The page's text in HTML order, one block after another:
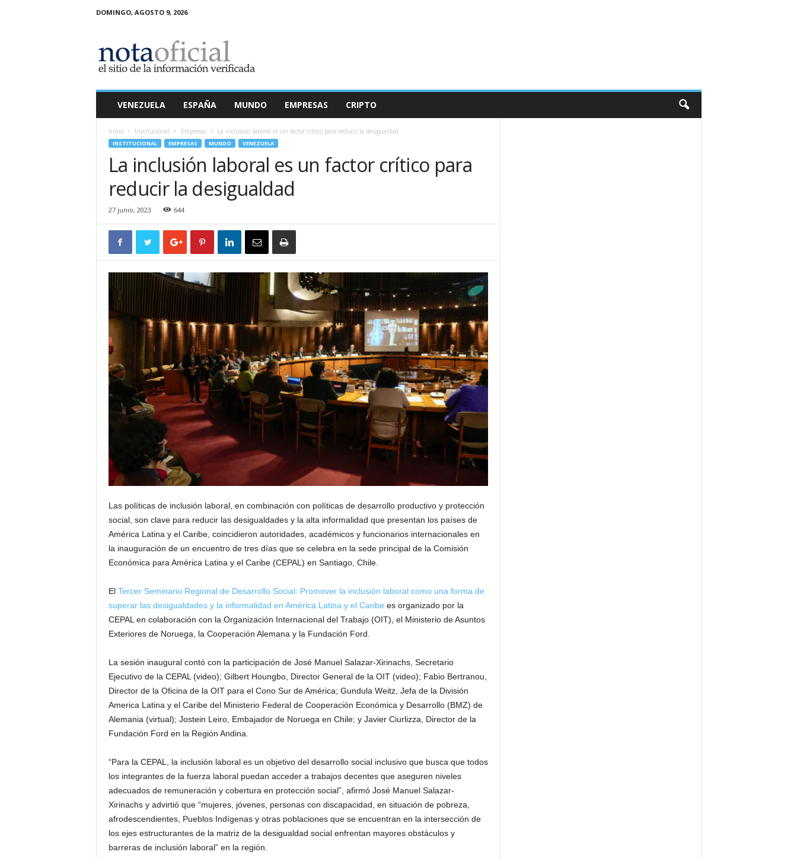
DOMINGO, AGOSTO 9, 2026
a
O
VENEZUELA ESPAÑA MUNDO EMPRESAS CRIPTO
Inicio Institucional Empresas La inclusión laboral es un factor crítico para reducir la desigualdad
INSTITUCIONAL EMPRESAS MUNDO VENEZUELA
La inclusión laboral es un factor crítico para
reducir la desigualdad
27 junio, 2023 644
Las políticas de inclusión laboral, en combinación con políticas de desarrollo productivo y protección
social, son clave para reducir las desigualdades y la alta informalidad que presentan los países de
América Latina y el Caribe, coincidieron autoridades, académicos y funcionarios internacionales en
la inauguración de un encuentro de tres días que se celebra en la sede principal de la Comisión
Económica para América Latina y el Caribe (CEPAL) en Santiago, Chile.
El Tercer Seminario Regional de Desarrollo Social: Promover la inclusión laboral como una forma de
superar las desigualdades y la informalidad en América Latina y el Caribe es organizado por la
CEPAL en colaboración con la Organización Internacional del Trabajo (OIT), el Ministerio de Asuntos
Exteriores de Noruega, la Cooperación Alemana y la Fundación Ford.
La sesión inaugural contó con la participación de José Manuel Salazar-Xirinachs, Secretario
Ejecutivo de la CEPAL (video); Gilbert Houngbo, Director General de la OIT (video); Fabio Bertranou,
Director de la Oficina de la OIT para el Cono Sur de América; Gundula Weitz, Jefa de la División
America Latina y el Caribe del Ministerio Federal de Cooperación Económica y Desarrollo (BMZ) de
Alemania (virtual); Jostein Leiro, Embajador de Noruega en Chile; y Javier Ciurlizza, Director de la
Fundación Ford en la Región Andina.
“Para la CEPAL, la inclusión laboral es un objetivo del desarrollo social inclusivo que busca que todos
los integrantes de la fuerza laboral puedan acceder a trabajos decentes que aseguren niveles
adecuados de remuneración y cobertura en protección social”, afirmó José Manuel Salazar-
Xirinachs y advirtió que “mujeres, jóvenes, personas con discapacidad, en situación de pobreza,
afrodescendientes, Pueblos Indígenas y otras poblaciones que se encuentran en la intersección de
los ejes estructurantes de la matriz de la desigualdad social enfrentan mayores obstáculos y
barreras de inclusión laboral” en la región.